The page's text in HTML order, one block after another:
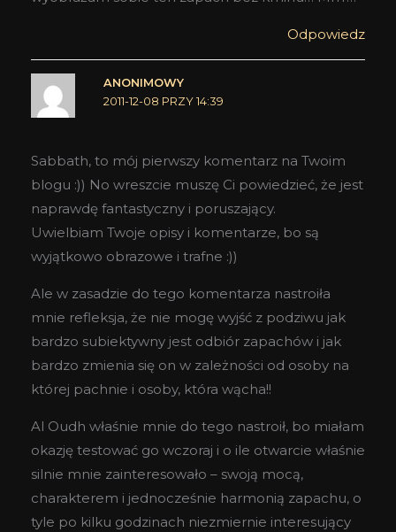
Odpowiedz
ANONIMOWY
2011-12-08 PRZY 14:39
Sabbath, to mój pierwszy komentarz na Twoim
blogu :)) No wreszcie muszę Ci powiedzieć, że jest
naprawdę fantastyczny i poruszający.
Uwielbiam Twoje opisy i komentarze, bo są
wyjątkowo obrazowe i trafne :))
Ale w zasadzie do tego komentarza nastroiła
mnie refleksja, że nie mogę wyjść z podziwu jak
bardzo subiektywny jest odbiór zapachów i jak
bardzo zmienia się on w zależności od osoby na
której pachnie i osoby, która wącha!!
Al Oudh właśnie mnie do tego nastroił, bo miałam
okazję testować go wczoraj i o ile otwarcie właśnie
silnie mnie zainteresowało – swoją mocą,
charakterem i jednocześnie harmonią zapachu, o
tyle po kilku godzinach niezmiernie interesujący